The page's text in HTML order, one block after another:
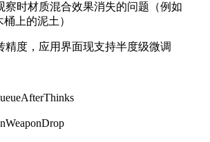
时材质混合效果消失的问题（例如
上的泥土）
度，应用界面现支持半度级微调